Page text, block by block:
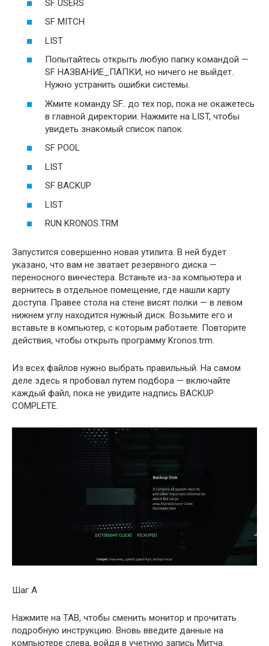
SF USERS
SF MITCH
LIST
Попытайтесь открыть любую папку командой —
SF НАЗВАНИЕ_ПАПКИ, но ничего не выйдет.
Нужно устранить ошибки системы.
Жмите команду SF.. до тех пор, пока не окажетесь
в главной директории. Нажмите на LIST, чтобы
увидеть знакомый список папок.
SF POOL
LIST
SF BACKUP
LIST
RUN KRONOS.TRM
Запустится совершенно новая утилита. В ней будет
указано, что вам не зватает резервного диска —
переносного винчестера. Встаньте из-за компьютера и
вернитесь в отдельное помещение, где нашли карту
доступа. Правее стола на стене висят полки — в левом
нижнем углу находится нужный диск. Возьмите его и
вставьте в компьютер, с которым работаете. Повторите
действия, чтобы открыть программу Kronos.trm.
Из всех файлов нужно выбрать правильный. На самом
деле здесь я пробовал путем подбора — включайте
каждый файл, пока не увидите надпись BACKUP
COMPLETE.
Шаг А
Нажмите на TAB, чтобы сменить монитор и прочитать
подробную инструкцию. Вновь введите данные на
компьютере слева, войдя в учетную запись Митча.